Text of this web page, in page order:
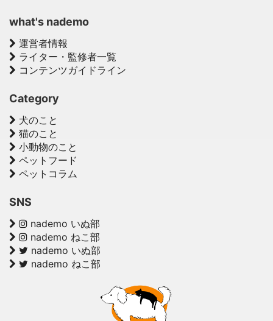
what's nademo
運営者情報
ライター・監修者一覧
コンテンツガイドライン
Category
犬のこと
猫のこと
小動物のこと
ペットフード
ペットコラム
SNS
nademo いぬ部
nademo ねこ部
nademo いぬ部
nademo ねこ部